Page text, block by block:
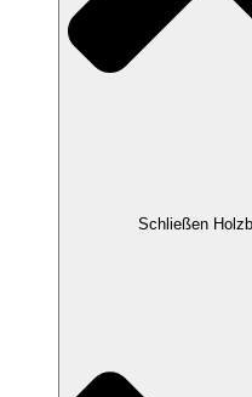
Schließen